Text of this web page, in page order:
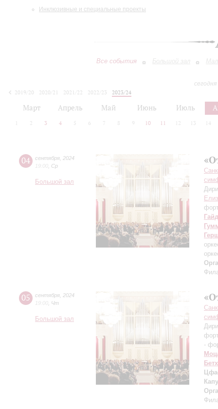
Инклюзивные и специальные проекты
Все события Большой зал
2019/20
2020/21 2021/22 2022/23
2023/24
Март Апрель Май Июнь Июль
2 3 4 5 6 7 8 9 10 11 12 13 14
04 сентября 2024
19:00 Ср
Большой зал
05 сентября 2024
19:00 Чт
Большой зал
-